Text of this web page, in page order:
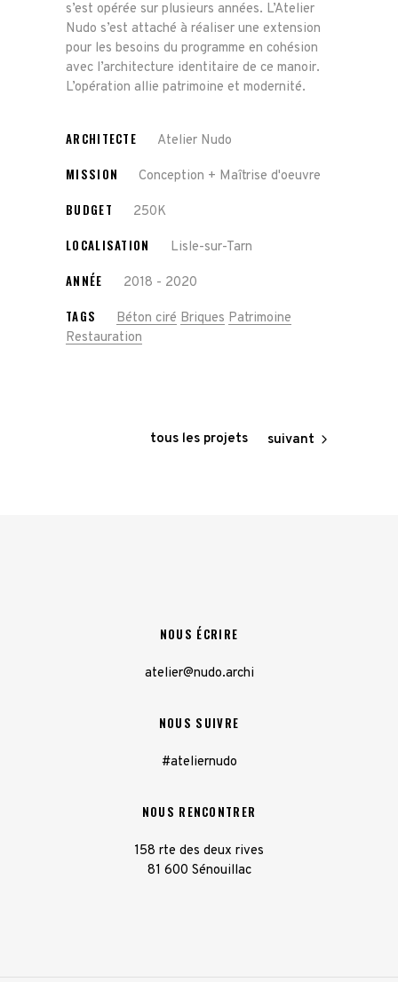
s’est opérée sur plusieurs années. L’Atelier
Nudo s’est attaché à réaliser une extension
pour les besoins du programme en cohésion
avec l’architecture identitaire de ce manoir.
L’opération allie patrimoine et modernité.
ARCHITECTE Atelier Nudo
MISSION Conception + Maîtrise d'oeuvre
BUDGET 250K
LOCALISATION Lisle-sur-Tarn
ANNÉE 2018 - 2020
TAGS Béton ciré Briques Patrimoine
Restauration
tous les projets suivant
NOUS ÉCRIRE
atelier@nudo.archi
NOUS SUIVRE
#ateliernudo
NOUS RENCONTRER
158 rte des deux rives
81 600 Sénouillac